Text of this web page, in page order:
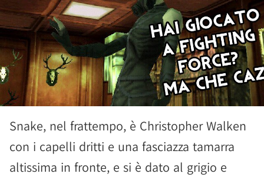
Snake, nel frattempo, è Christopher Walken
con i capelli dritti e una fasciazza tamarra
altissima in fronte, e si è dato al grigio e